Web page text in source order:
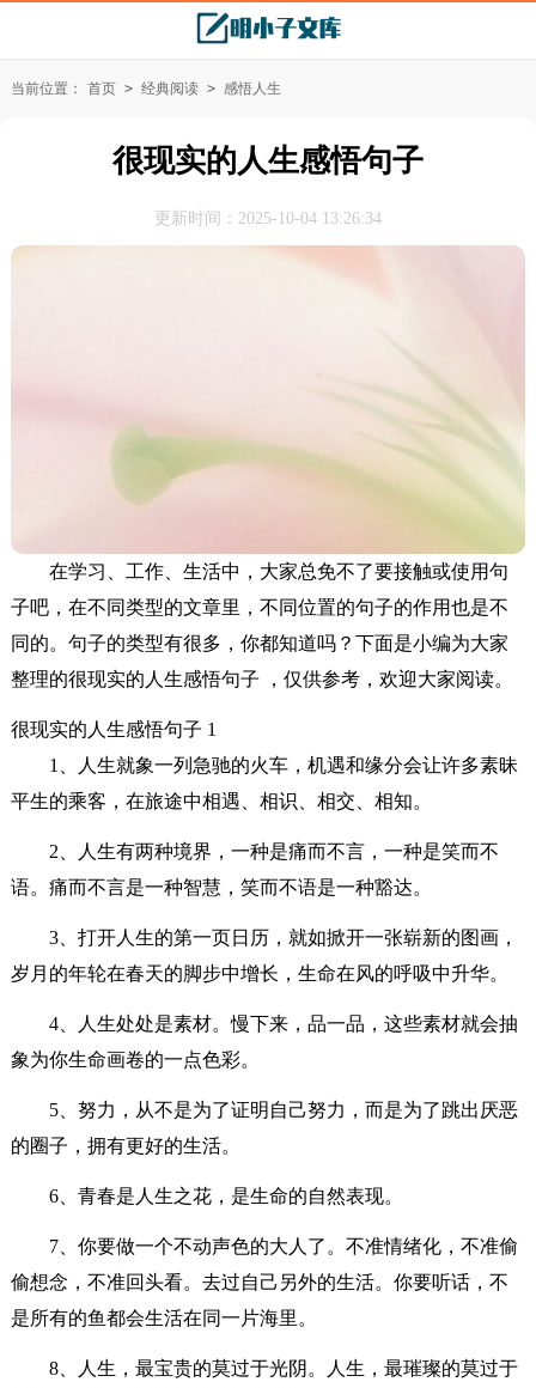
当前位置： 首页 > 经典阅读 > 感悟人生
很现实的人生感悟句子
更新时间：2025-10-04 13:26:34
在学习、工作、生活中，大家总免不了要接触或使用句
子吧，在不同类型的文章里，不同位置的句子的作用也是不
同的。句子的类型有很多，你都知道吗？下面是小编为大家
整理的很现实的人生感悟句子 ，仅供参考，欢迎大家阅读。
很现实的人生感悟句子 1
1、人生就象一列急驰的火车，机遇和缘分会让许多素昧
平生的乘客，在旅途中相遇、相识、相交、相知。
2、人生有两种境界，一种是痛而不言，一种是笑而不
语。痛而不言是一种智慧，笑而不语是一种豁达。
3、打开人生的第一页日历，就如掀开一张崭新的图画，
岁月的年轮在春天的脚步中增长，生命在风的呼吸中升华。
4、人生处处是素材。慢下来，品一品，这些素材就会抽
象为你生命画卷的一点色彩。
5、努力，从不是为了证明自己努力，而是为了跳出厌恶
的圈子，拥有更好的生活。
6、青春是人生之花，是生命的自然表现。
7、你要做一个不动声色的大人了。不准情绪化，不准偷
偷想念，不准回头看。去过自己另外的生活。你要听话，不
是所有的鱼都会生活在同一片海里。
8、人生，最宝贵的莫过于光阴。人生，最璀璨的莫过于